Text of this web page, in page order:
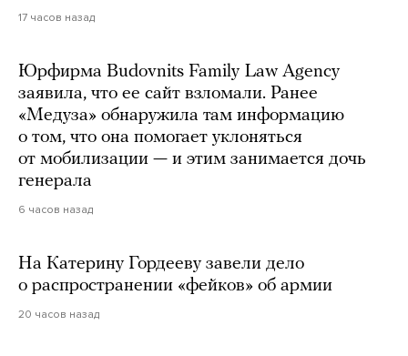
17 часов назад
Юрфирма Budovnits Family Law Agency
заявила, что ее сайт взломали. Ранее
«Медуза» обнаружила там информацию
о том, что она помогает уклоняться
от мобилизации — и этим занимается дочь
генерала
6 часов назад
На Катерину Гордееву завели дело
о распространении «фейков» об армии
20 часов назад